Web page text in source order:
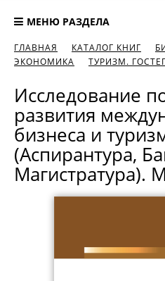
МЕНЮ РАЗДЕЛА
ГЛАВНАЯ КАТАЛОГ КНИГ
ЭКОНОМИКА
ТУРИЗМ.
Исследование
развития
бизнеса и
(Аспирантура,
Магистратура).